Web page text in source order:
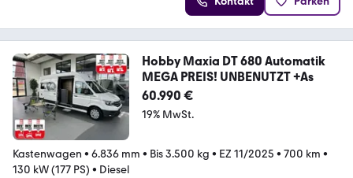
Hobby Maxia DT 680 Automatik
MEGA PREIS! UNBENUTZT +As
60.990 €
19% MwSt.
Kastenwagen • 6.836 mm • Bis 3.500 kg • EZ 11/2025 • 700 km •
130 kW (177 PS) • Diesel